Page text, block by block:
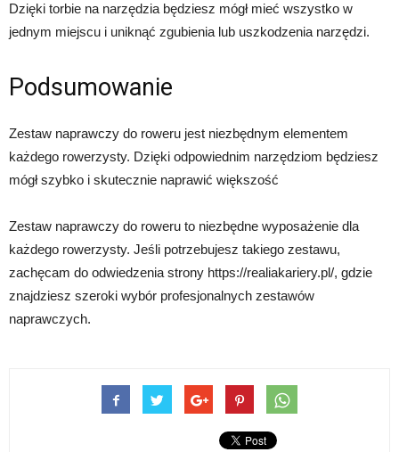
Dzięki torbie na narzędzia będziesz mógł mieć wszystko w
jednym miejscu i uniknąć zgubienia lub uszkodzenia narzędzi.
Podsumowanie
Zestaw naprawczy do roweru jest niezbędnym elementem
każdego rowerzysty. Dzięki odpowiednim narzędziom będziesz
mógł szybko i skutecznie naprawić większość
Zestaw naprawczy do roweru to niezbędne wyposażenie dla
każdego rowerzysty. Jeśli potrzebujesz takiego zestawu,
zachęcam do odwiedzenia strony https://realiakariery.pl/, gdzie
znajdziesz szeroki wybór profesjonalnych zestawów
naprawczych.